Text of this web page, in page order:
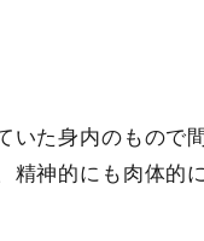
いた身内のもので
精神的にも肉体的